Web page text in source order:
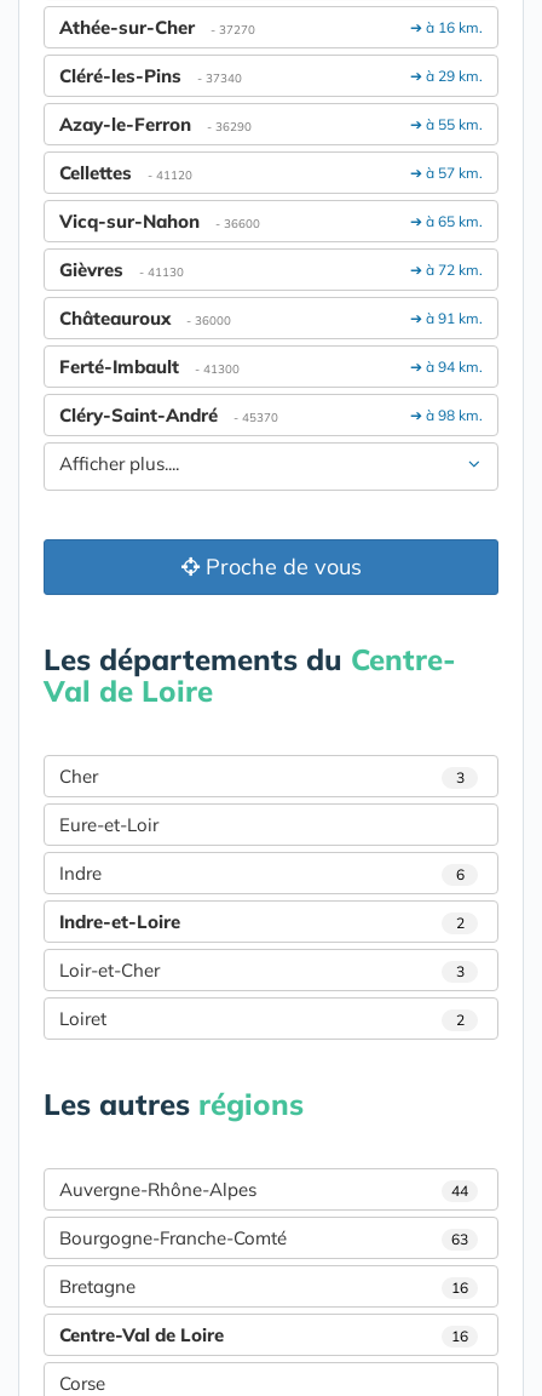
➔ à 16 km.
Athée-sur-Cher - 37270
➔ à 29 km.
Cléré-les-Pins - 37340
➔ à 55 km.
Azay-le-Ferron - 36290
➔ à 57 km.
Cellettes - 41120
➔ à 65 km.
Vicq-sur-Nahon - 36600
➔ à 72 km.
Gièvres - 41130
➔ à 91 km.
Châteauroux - 36000
➔ à 94 km.
Ferté-Imbault - 41300
➔ à 98 km.
Cléry-Saint-André - 45370
Afficher plus....
Proche de vous
Les départements du Centre-
Val de Loire
Cher 3
Eure-et-Loir
Indre 6
Indre-et-Loire 2
Loir-et-Cher 3
Loiret 2
Les autres régions
Auvergne-Rhône-Alpes 44
Bourgogne-Franche-Comté 63
Bretagne 16
Centre-Val de Loire 16
Corse